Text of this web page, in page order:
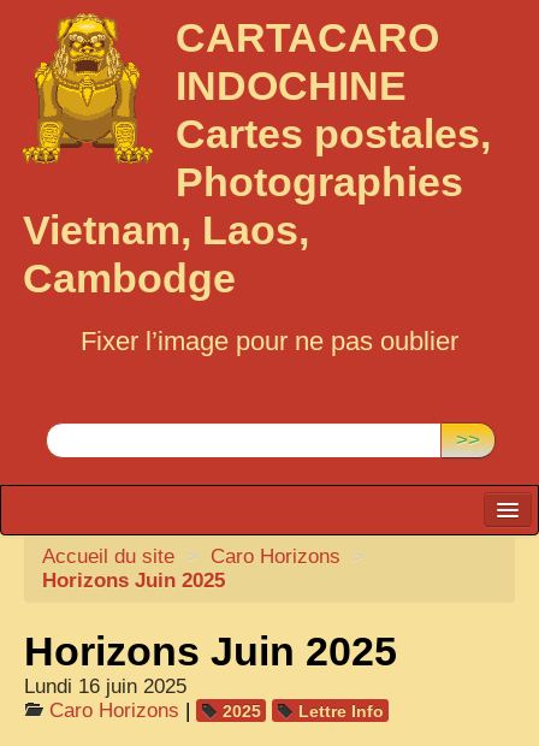
CARTACARO
INDOCHINE
Cartes postales,
Photographies
Vietnam, Laos,
Cambodge
Fixer l’image pour ne pas oublier
>>
CARTACARO
PHOTOGRAPHES, EDITEURS
ILLUSTRATEURS
Accueil du site > Caro Horizons
>
Horizons Juin 2025
Horizons Juin 2025
Lundi 16 juin 2025
Caro Horizons | 2025 Lettre Info